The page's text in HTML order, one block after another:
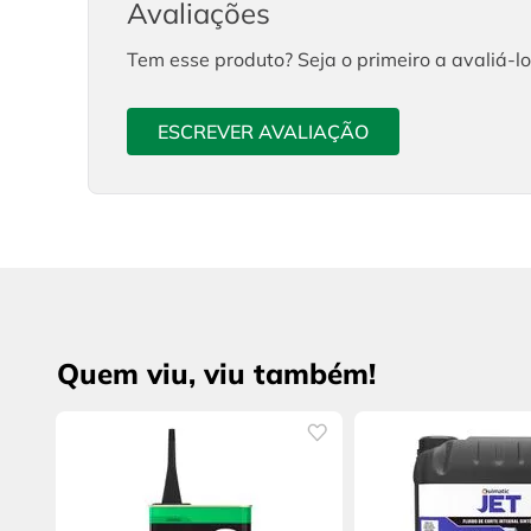
Avaliações
Tem esse produto? Seja o primeiro a avaliá-
ESCREVER AVALIAÇÃO
Quem viu, viu também!